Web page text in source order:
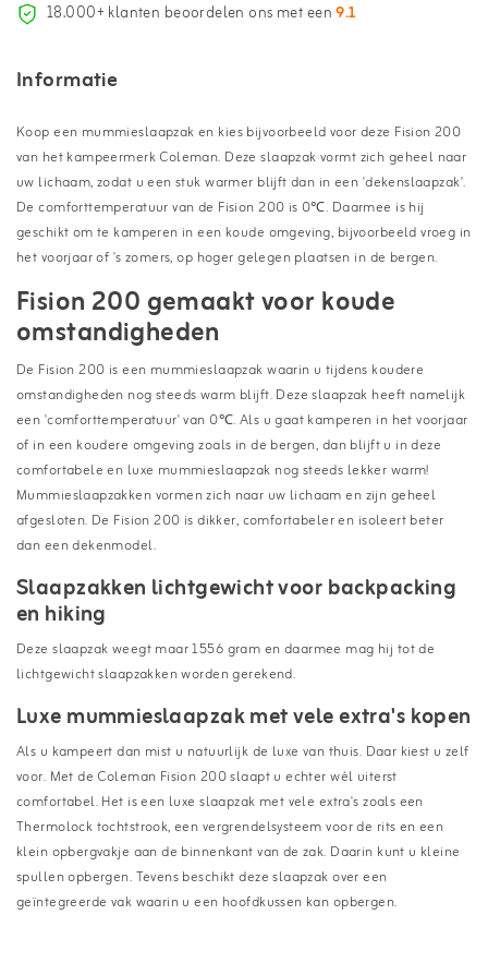
18.000+ klanten beoordelen ons met een9.1
Informatie
Koop een mummieslaapzak en kies bijvoorbeeld voor deze Fision 200
van het kampeermerk Coleman. Deze slaapzak vormt zich geheel naar
uw lichaam, zodat u een stuk warmer blijft dan in een 'dekenslaapzak'.
De comforttemperatuur van de Fision 200 is 0℃. Daarmee is hij
geschikt om te kamperen in een koude omgeving, bijvoorbeeld vroeg in
het voorjaar of 's zomers, op hoger gelegen plaatsen in de bergen.
Fision 200 gemaakt voor koude
omstandigheden
De Fision 200 is een mummieslaapzak waarin u tijdens koudere
omstandigheden nog steeds warm blijft. Deze slaapzak heeft namelijk
een 'comforttemperatuur' van 0℃. Als u gaat kamperen in het voorjaar
of in een koudere omgeving zoals in de bergen, dan blijft u in deze
comfortabele en luxe mummieslaapzak nog steeds lekker warm!
Mummieslaapzakken vormen zich naar uw lichaam en zijn geheel
afgesloten. De Fision 200 is dikker, comfortabeler en isoleert beter
dan een dekenmodel.
Slaapzakken lichtgewicht voor backpacking
en hiking
Deze slaapzak weegt maar 1556 gram en daarmee mag hij tot de
lichtgewicht slaapzakken worden gerekend.
Luxe mummieslaapzak met vele extra's kopen
Als u kampeert dan mist u natuurlijk de luxe van thuis. Daar kiest u zelf
voor. Met de Coleman Fision 200 slaapt u echter wél uiterst
comfortabel. Het is een luxe slaapzak met vele extra's zoals een
Thermolock tochtstrook, een vergrendelsysteem voor de rits en een
klein opbergvakje aan de binnenkant van de zak. Daarin kunt u kleine
spullen opbergen. Tevens beschikt deze slaapzak over een
geïntegreerde vak waarin u een hoofdkussen kan opbergen.